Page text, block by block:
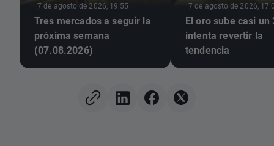
7 de agosto de 2026, 19:55
Tres mercados a seguir la
próxima semana
(07.08.2026)
7 de agosto de 2026,
El oro sube casi un
intenta revertir la
tendencia